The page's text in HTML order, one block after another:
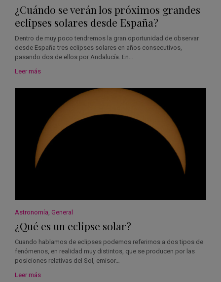
¿Cuándo se verán los próximos grandes
eclipses solares desde España?
Dentro de muy poco tendremos la gran oportunidad de observar
desde España tres eclipses solares en años consecutivos,
pasando dos de ellos por Andalucía. En…
Leer más
Astronomía General
¿Qué es un eclipse solar?
Cuando hablamos de eclipses podemos referirnos a dos tipos de
fenómenos, en realidad muy distintos, que se producen por las
posiciones relativas del Sol, emisor…
Leer más